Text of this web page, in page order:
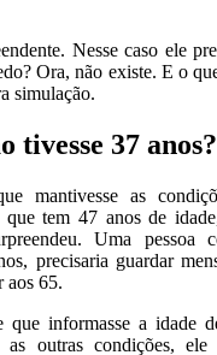
Nesse caso ele
Ora, não existe. E o
simulação.
tivesse 37 anos?
mantivesse as
que tem 47 anos de
Uma
precisaria guardar
aos 65.
que informasse a idade
as outras condições, ele